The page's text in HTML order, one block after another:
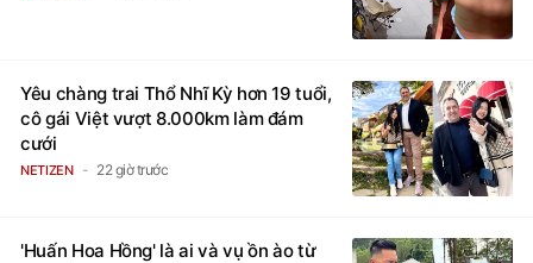
Yêu chàng trai Thổ Nhĩ Kỳ hơn 19 tuổi,
cô gái Việt vượt 8.000km làm đám
cưới
NETIZEN 22 giờ trước
'Huấn Hoa Hồng' là ai và vụ ồn ào từ